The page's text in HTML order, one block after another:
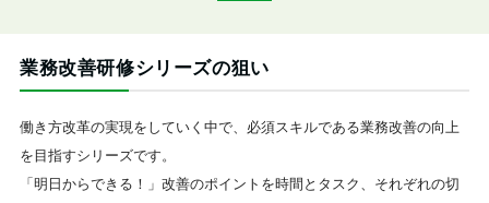
業務改善研修シリーズの狙い
働き方改革の実現をしていく中で、必須スキルである業務改善の向上
を目指すシリーズです。
「明日からできる！」改善のポイントを時間とタスク、それぞれの切